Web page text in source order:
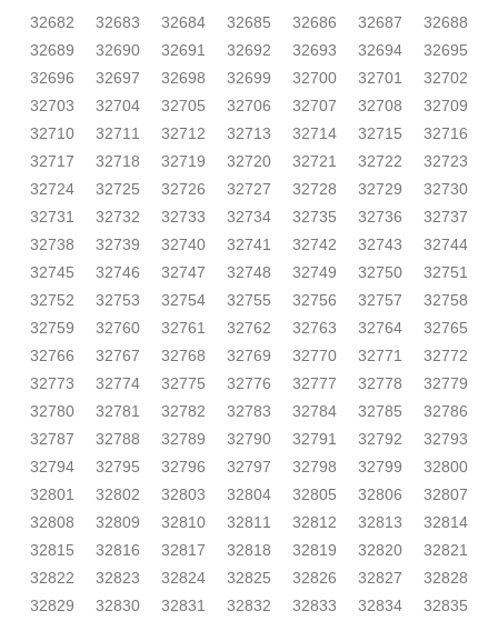
32682
32683 32684 32685 32686 32687
32688
32689
32690 32691 32692 32693 32694
32695
32696
32697 32698 32699 32700 32701
32702
32703
32704 32705 32706 32707 32708
32709
32710
32711 32712 32713 32714 32715
32716
32717
32718 32719 32720 32721 32722
32723
32724
32725 32726 32727 32728 32729
32730
32731
32732 32733 32734 32735 32736
32737
32738
32739 32740 32741 32742 32743
32744
32745
32746 32747 32748 32749 32750
32751
32752
32753 32754 32755 32756 32757
32758
32759
32760 32761 32762 32763 32764
32765
32766
32767 32768 32769 32770 32771
32772
32773
32774 32775 32776 32777 32778
32779
32780
32781 32782 32783 32784 32785
32786
32787
32788 32789 32790 32791 32792
32793
32794
32795 32796 32797 32798 32799
32800
32801
32802 32803 32804 32805 32806
32807
32808
32809 32810 32811 32812 32813
32814
32815
32816 32817 32818 32819 32820
32821
32822
32823 32824 32825 32826 32827
32828
32829
32830 32831 32832 32833 32834
32835